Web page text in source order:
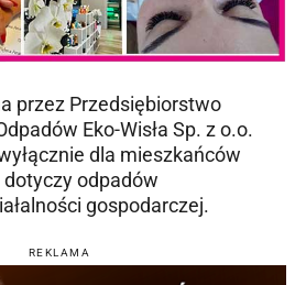
przez Przedsiębiorstwo
Eko-Wisła Sp. z o.o.
dla mieszkańców
odpadów
gospodarczej.
REKLAMA